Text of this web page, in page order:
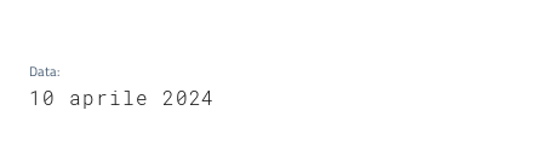
Vivere
Data:
10 aprile 2024